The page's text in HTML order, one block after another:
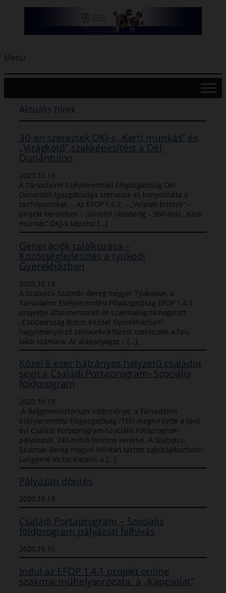
Menü
Aktuális hírek
30-an szereztek OKJ-s „Kerti munkás” és
„Virágkötő” szakképesítést a Dél-
Dunántúlon
2020.10.19.
A Társadalmi Esélyteremtési Főigazgatóság Dél-
Dunántúli Igazgatósága szervezte és bonyolította a
tanfolyamokat. Az EFOP 1.6.2. – „Veletek Értetek” –
projekt keretében – júliustól októberig – 360 órás „Kerti
munkás” OKJ-s képzést […]
Generációk találkozása –
Közösségfejlesztés a tyukodi
Gyerekházban
2020.10.19.
A Szabolcs-Szatmár-Bereg megyei Tyukodon, a
Társadalmi Esélyteremtési Főigazgatóság EFOP 1.4.1
projektje által mentorált és szakmailag támogatott
„Csodaország Biztos Kezdet Gyerekházban”
hagyományőrző szilvalekvárfőzést szerveztek a falu
lakói számára. Az alapanyagot – […]
Közel 6 ezer hátrányos helyzetű családot
segít a Családi Portaprogram- Szociális
földprogram
2020.10.19.
A Belgyminisztérium intézménye, a Társadalmi
Esélyteremtési Főigazgatóság /TEF/ meghirdette a jövő
évi Családi Portaprogram-Szociális Földprogram
pályázatát, 240 millió forintos kerettel. A Szabolcs-
Szatmár-Bereg megyei Milotán tartott sajtótájékoztatón
Langerné Victor Katalin, a […]
Pályázati döntés
2020.10.19.
Családi Portaprogram – Szociális
földprogram pályázati felhívás
2020.10.15.
Indul az EFOP 1.4.1 projekt online
szakmai műhelysorozata, a „Kapcsolat”